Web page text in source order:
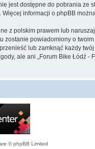
jest dostępne do pobrania ze
informacji o phpBB
z polskim prawem lub
powiadomiony o
lub zamknąć każdy
ale ani „Forum Bike Łódź -
© phpBB Limited